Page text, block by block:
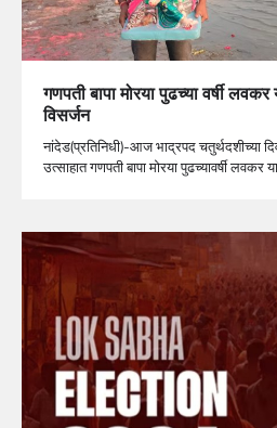
गणपती बापा मोरया पुढच्या वर्षी
विसर्जन
नांदेड(प्रतिनिधी)-आज भाद्रपद चतुर्थदशीच्या
उत्साहात गणपती बापा मोरया पुढच्यावर्षी लवकर